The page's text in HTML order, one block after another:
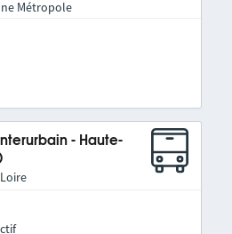
Métropole
- Haute-